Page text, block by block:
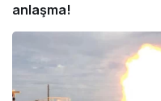
anlaşma!